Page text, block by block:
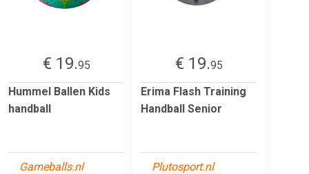
€ 19.95
Hummel Ballen Kids
handball
Gameballs.nl
€ 19.95
Erima Flash Training
Handball Senior
Plutosport.nl